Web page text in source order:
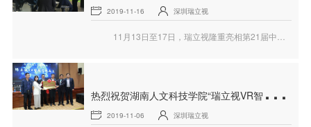
2019-11-16 深圳瑞立视
热
烈祝贺湖南人文科技学院“瑞立视VR智能学院”正式成立
2019-11-06 深圳瑞立视